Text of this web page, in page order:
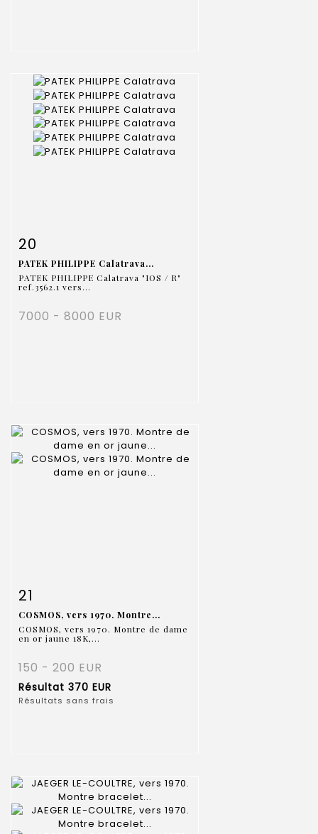
Fiche détaillée
20
PATEK PHILIPPE Calatrava...
PATEK PHILIPPE Calatrava "IOS / R"
ref.3562.1 vers...
7000 - 8000 EUR
Fiche détaillée
21
COSMOS, vers 1970. Montre...
COSMOS, vers 1970. Montre de dame
en or jaune 18K,...
150 - 200 EUR
Résultat 370 EUR
Résultats sans frais